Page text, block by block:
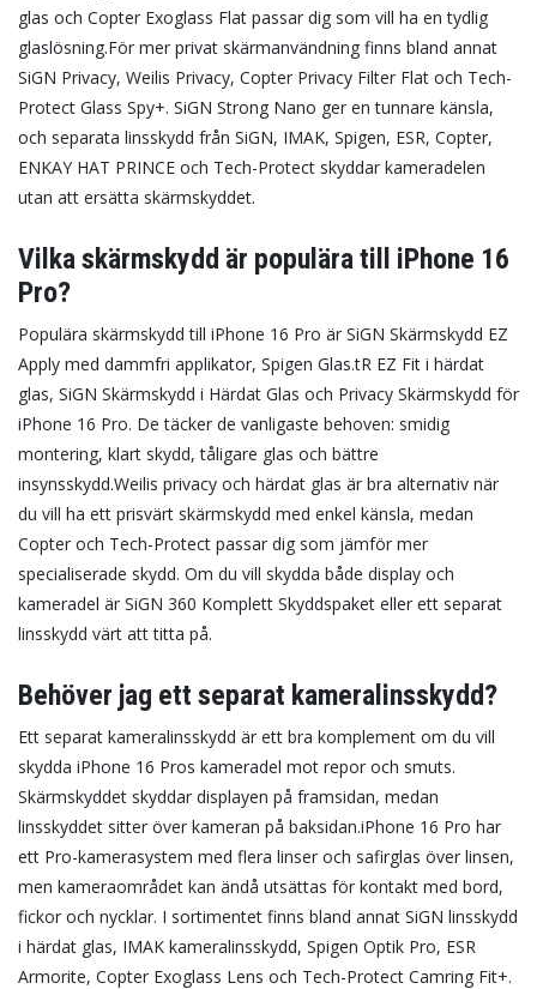
glas och Copter Exoglass Flat passar dig som vill ha en tydlig
glaslösning.För mer privat skärmanvändning finns bland annat
SiGN Privacy, Weilis Privacy, Copter Privacy Filter Flat och Tech-
Protect Glass Spy+. SiGN Strong Nano ger en tunnare känsla,
och separata linsskydd från SiGN, IMAK, Spigen, ESR, Copter,
ENKAY HAT PRINCE och Tech-Protect skyddar kameradelen
utan att ersätta skärmskyddet.
Vilka skärmskydd är populära till iPhone 16
Pro?
Populära skärmskydd till iPhone 16 Pro är SiGN Skärmskydd EZ
Apply med dammfri applikator, Spigen Glas.tR EZ Fit i härdat
glas, SiGN Skärmskydd i Härdat Glas och Privacy Skärmskydd för
iPhone 16 Pro. De täcker de vanligaste behoven: smidig
montering, klart skydd, tåligare glas och bättre
insynsskydd.Weilis privacy och härdat glas är bra alternativ när
du vill ha ett prisvärt skärmskydd med enkel känsla, medan
Copter och Tech-Protect passar dig som jämför mer
specialiserade skydd. Om du vill skydda både display och
kameradel är SiGN 360 Komplett Skyddspaket eller ett separat
linsskydd värt att titta på.
Behöver jag ett separat kameralinsskydd?
Ett separat kameralinsskydd är ett bra komplement om du vill
skydda iPhone 16 Pros kameradel mot repor och smuts.
Skärmskyddet skyddar displayen på framsidan, medan
linsskyddet sitter över kameran på baksidan.iPhone 16 Pro har
ett Pro-kamerasystem med flera linser och safirglas över linsen,
men kameraområdet kan ändå utsättas för kontakt med bord,
fickor och nycklar. I sortimentet finns bland annat SiGN linsskydd
i härdat glas, IMAK kameralinsskydd, Spigen Optik Pro, ESR
Armorite, Copter Exoglass Lens och Tech-Protect Camring Fit+.